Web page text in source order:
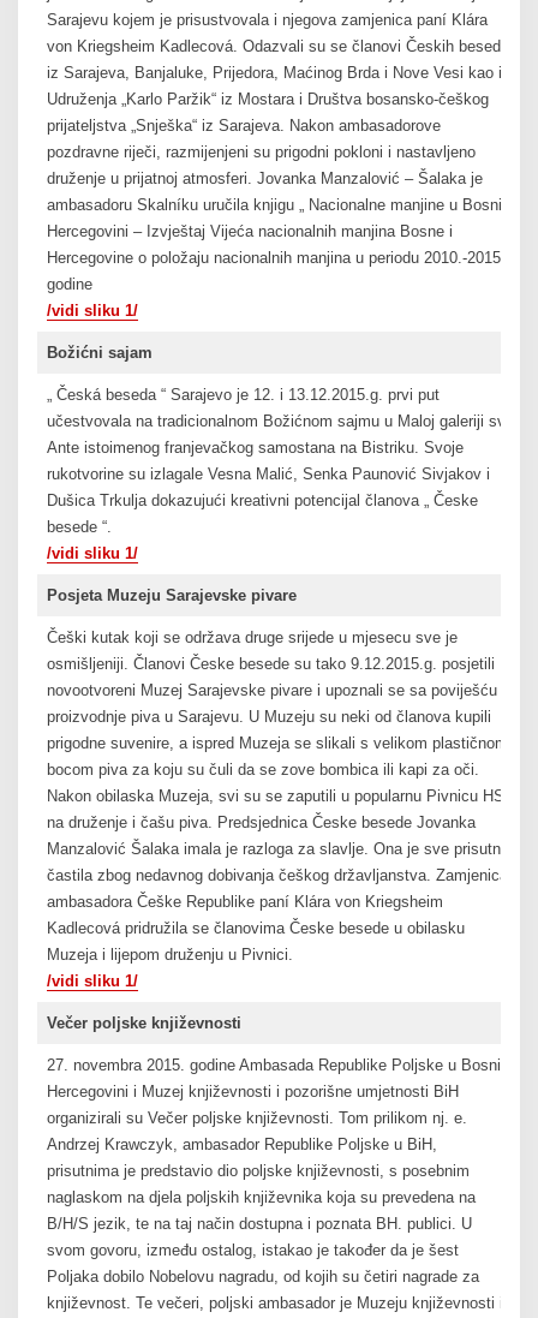
Sarajevu kojem je prisustvovala i njegova zamjenica paní Klára
von Kriegsheim Kadlecová. Odazvali su se članovi Českih beseda
iz Sarajeva, Banjaluke, Prijedora, Maćinog Brda i Nove Vesi kao i
Udruženja „Karlo Paržik“ iz Mostara i Društva bosansko-češkog
prijateljstva „Snješka“ iz Sarajeva. Nakon ambasadorove
pozdravne riječi, razmijenjeni su prigodni pokloni i nastavljeno
druženje u prijatnoj atmosferi. Jovanka Manzalović – Šalaka je
ambasadoru Skalníku uručila knjigu „ Nacionalne manjine u Bosni i
Hercegovini – Izvještaj Vijeća nacionalnih manjina Bosne i
Hercegovine o položaju nacionalnih manjina u periodu 2010.-2015.
godine
/vidi sliku 1/
Božićni sajam
„ Česká beseda “ Sarajevo je 12. i 13.12.2015.g. prvi put
učestvovala na tradicionalnom Božićnom sajmu u Maloj galeriji sv.
Ante istoimenog franjevačkog samostana na Bistriku. Svoje
rukotvorine su izlagale Vesna Malić, Senka Paunović Sivjakov i
Dušica Trkulja dokazujući kreativni potencijal članova „ Česke
besede “.
/vidi sliku 1/
Posjeta Muzeju Sarajevske pivare
Češki kutak koji se održava druge srijede u mjesecu sve je
osmišljeniji. Članovi Česke besede su tako 9.12.2015.g. posjetili
novootvoreni Muzej Sarajevske pivare i upoznali se sa poviješću
proizvodnje piva u Sarajevu. U Muzeju su neki od članova kupili
prigodne suvenire, a ispred Muzeja se slikali s velikom plastičnom
bocom piva za koju su čuli da se zove bombica ili kapi za oči.
Nakon obilaska Muzeja, svi su se zaputili u popularnu Pivnicu HS
na druženje i čašu piva. Predsjednica Česke besede Jovanka
Manzalović Šalaka imala je razloga za slavlje. Ona je sve prisutne
častila zbog nedavnog dobivanja češkog državljanstva. Zamjenica
ambasadora Češke Republike paní Klára von Kriegsheim
Kadlecová pridružila se članovima Česke besede u obilasku
Muzeja i lijepom druženju u Pivnici.
/vidi sliku 1/
Večer poljske književnosti
27. novembra 2015. godine Ambasada Republike Poljske u Bosni i
Hercegovini i Muzej književnosti i pozorišne umjetnosti BiH
organizirali su Večer poljske književnosti. Tom prilikom nj. e.
Andrzej Krawczyk, ambasador Republike Poljske u BiH,
prisutnima je predstavio dio poljske književnosti, s posebnim
naglaskom na djela poljskih književnika koja su prevedena na
B/H/S jezik, te na taj način dostupna i poznata BH. publici. U
svom govoru, između ostalog, istakao je također da je šest
Poljaka dobilo Nobelovu nagradu, od kojih su četiri nagrade za
književnost. Te večeri, poljski ambasador je Muzeju književnosti i